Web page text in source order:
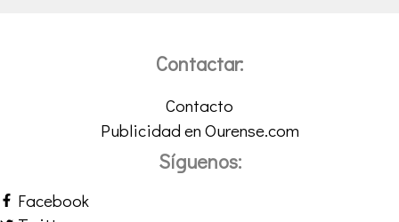
Contactar:
Contacto
Publicidad en Ourense.com
Síguenos:
Facebook